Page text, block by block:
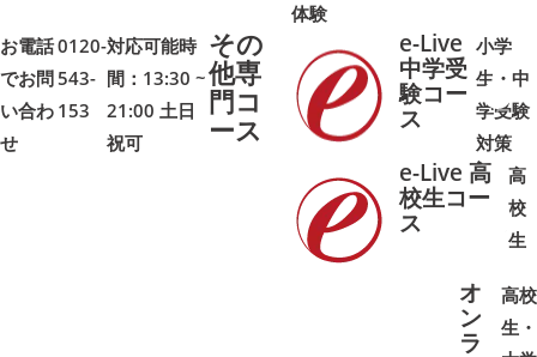
体験
お電話
でお問
い合わ
せ
0120-
543-
153
対応可能時
間：13:30 ~
21:00 土日
祝可
その
他専
門コ
ース
e-Live
中学受
験コー
ス
小学
生・中
学受験
対策
➜➜
e-Live 高
校生コー
ス
高
校
生
➜➜
オ
ン
ラ
高校
生・